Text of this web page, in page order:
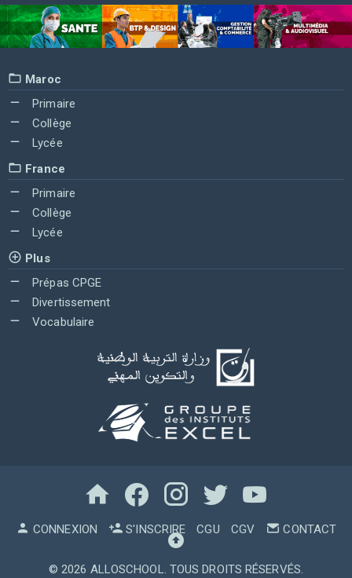
Maroc
Primaire
Collège
Lycée
France
Primaire
Collège
Lycée
Plus
Prépas CPGE
Divertissement
Vocabulaire
CONNEXION S'INSCRIRE CGU CGV CONTACT
© 2026 ALLOSCHOOL. TOUS DROITS RÉSERVÉS.